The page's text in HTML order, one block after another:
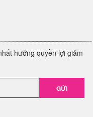
hưởng quyền lợi giảm
GỬI